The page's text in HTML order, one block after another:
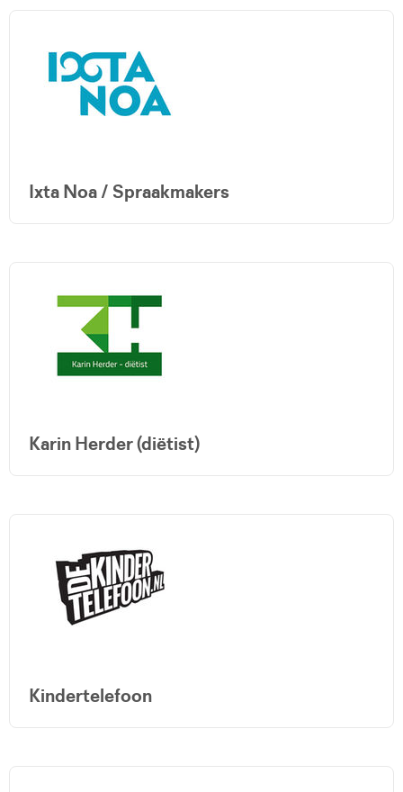
Ixta Noa / Spraakmakers
Karin Herder (diëtist)
Kindertelefoon